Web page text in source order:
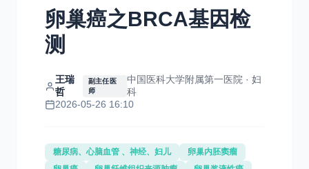
卵巢癌之BRCA基因检
测
王瑞
哲
副主任医
师
中国医科大学附属第一医院 · 妇
科
2026-05-26 16:10
糖尿病、心脑血管 、神经、妇儿
卵巢内胚窦瘤